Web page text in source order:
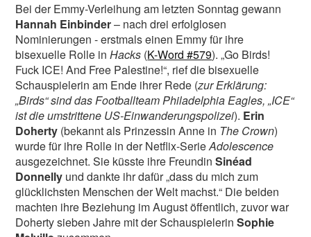
Bei der Emmy-Verleihung am letzten Sonntag gewann
Hannah Einbinder– nach drei erfolglosen
Nominierungen - erstmals einen Emmy für ihre
bisexuelle Rolle inHacks (K-Word #579). „Go Birds!
Fuck ICE! And Free Palestine!“, rief die bisexuelle
Schauspielerin am Ende ihrer Rede (zur Erklärung:
„Birds“ sind das Footballteam Philadelphia Eagles, „ICE“
ist die umstrittene US-Einwanderungspolizei). Erin
Doherty (bekannt als Prinzessin Anne in The Crown)
wurde für ihre Rolle in der Netflix-SerieAdolescence
ausgezeichnet. Sie küsste ihre FreundinSinéad
Donnelly und dankte ihr dafür „dass du mich zum
glücklichsten Menschen der Welt machst.“ Die beiden
machten ihre Beziehung im August öffentlich, zuvor war
Doherty sieben Jahre mit der SchauspielerinSophie